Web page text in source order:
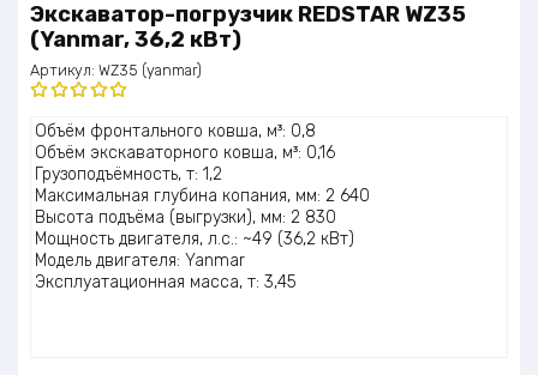
Экскаватор-погрузчик REDSTAR WZ35
(Yanmar, 36,2 кВт)
Артикул: WZ35 (yanmar)
Оценка
5.00из 5
Объём фронтального ковша, м³: 0,8
Объём экскаваторного ковша, м³: 0,16
Грузоподъёмность, т: 1,2
Максимальная глубина копания, мм: 2 640
Высота подъёма (выгрузки), мм: 2 830
Мощность двигателя, л.с.: ~49 (36,2 кВт)
Модель двигателя: Yanmar
Эксплуатационная масса, т: 3,45